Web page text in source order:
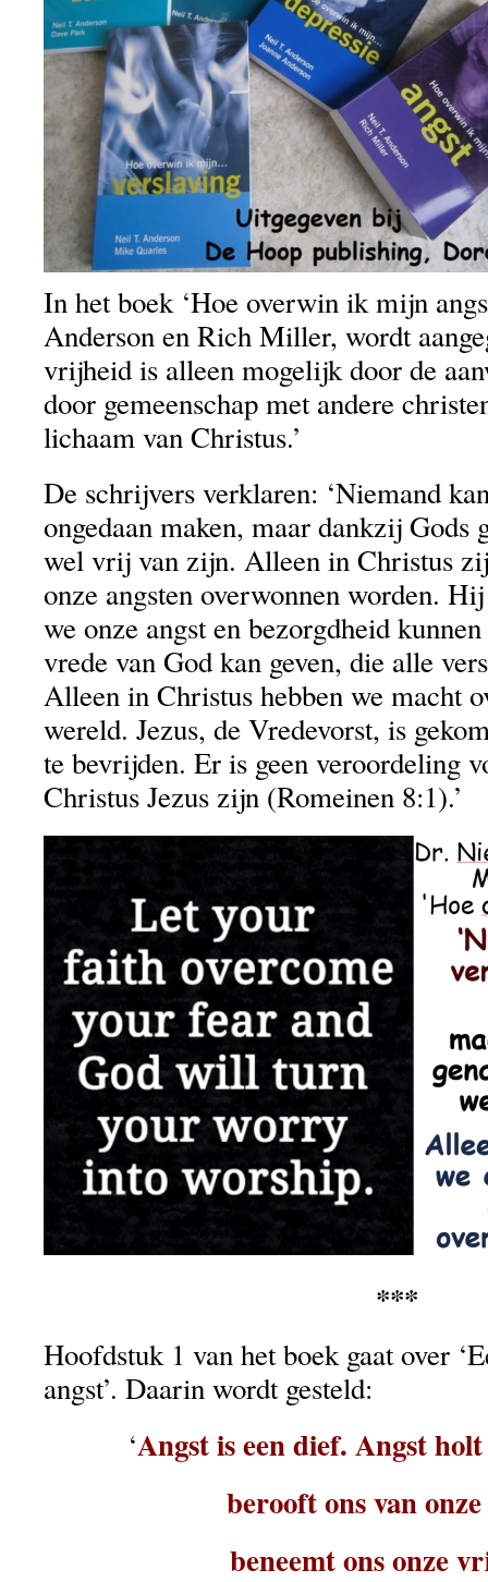
In het boek ‘Hoe overwin ik mijn
Anderson en Rich Miller, wordt
vrijheid is alleen mogelijk door de
door gemeenschap met andere
lichaam van Christus.’
De schrijvers verklaren: ‘Niemand
ongedaan maken, maar dankzij Gods
wel vrij van zijn. Alleen in Christus
onze angsten overwonnen worden.
we onze angst en bezorgdheid
vrede van God kan geven, die alle
Alleen in Christus hebben we macht
wereld. Jezus, de Vredevorst, is
te bevrijden. Er is geen veroordeling
Christus Jezus zijn (Romeinen 8:1).’
***
Hoofdstuk 1 van het boek gaat over
angst’. Daarin wordt gesteld:
‘Angst is een dief. Angst
berooft ons van
beneemt ons onze